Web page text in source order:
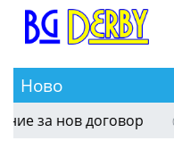
Ново
за нов договор